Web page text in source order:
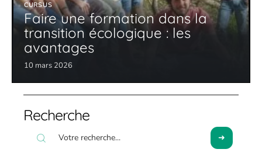
CURSUS
Faire une formation dans la
transition écologique : les
avantages
10 mars 2026
Recherche